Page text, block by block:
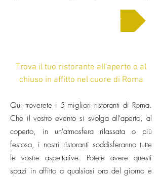
Chiedi un preventivo
Trova il tuo ristorante all'aperto o al
chiuso in affitto nel cuore di Roma
Qui troverete i 5 migliori ristoranti di Roma.
Che il vostro evento si svolga all'aperto, al
coperto, in un'atmosfera rilassata o più
festosa, i nostri ristoranti soddisferanno tutte
le vostre aspettative. Potete avere questi
spazi in affitto a qualsiasi ora del giorno e